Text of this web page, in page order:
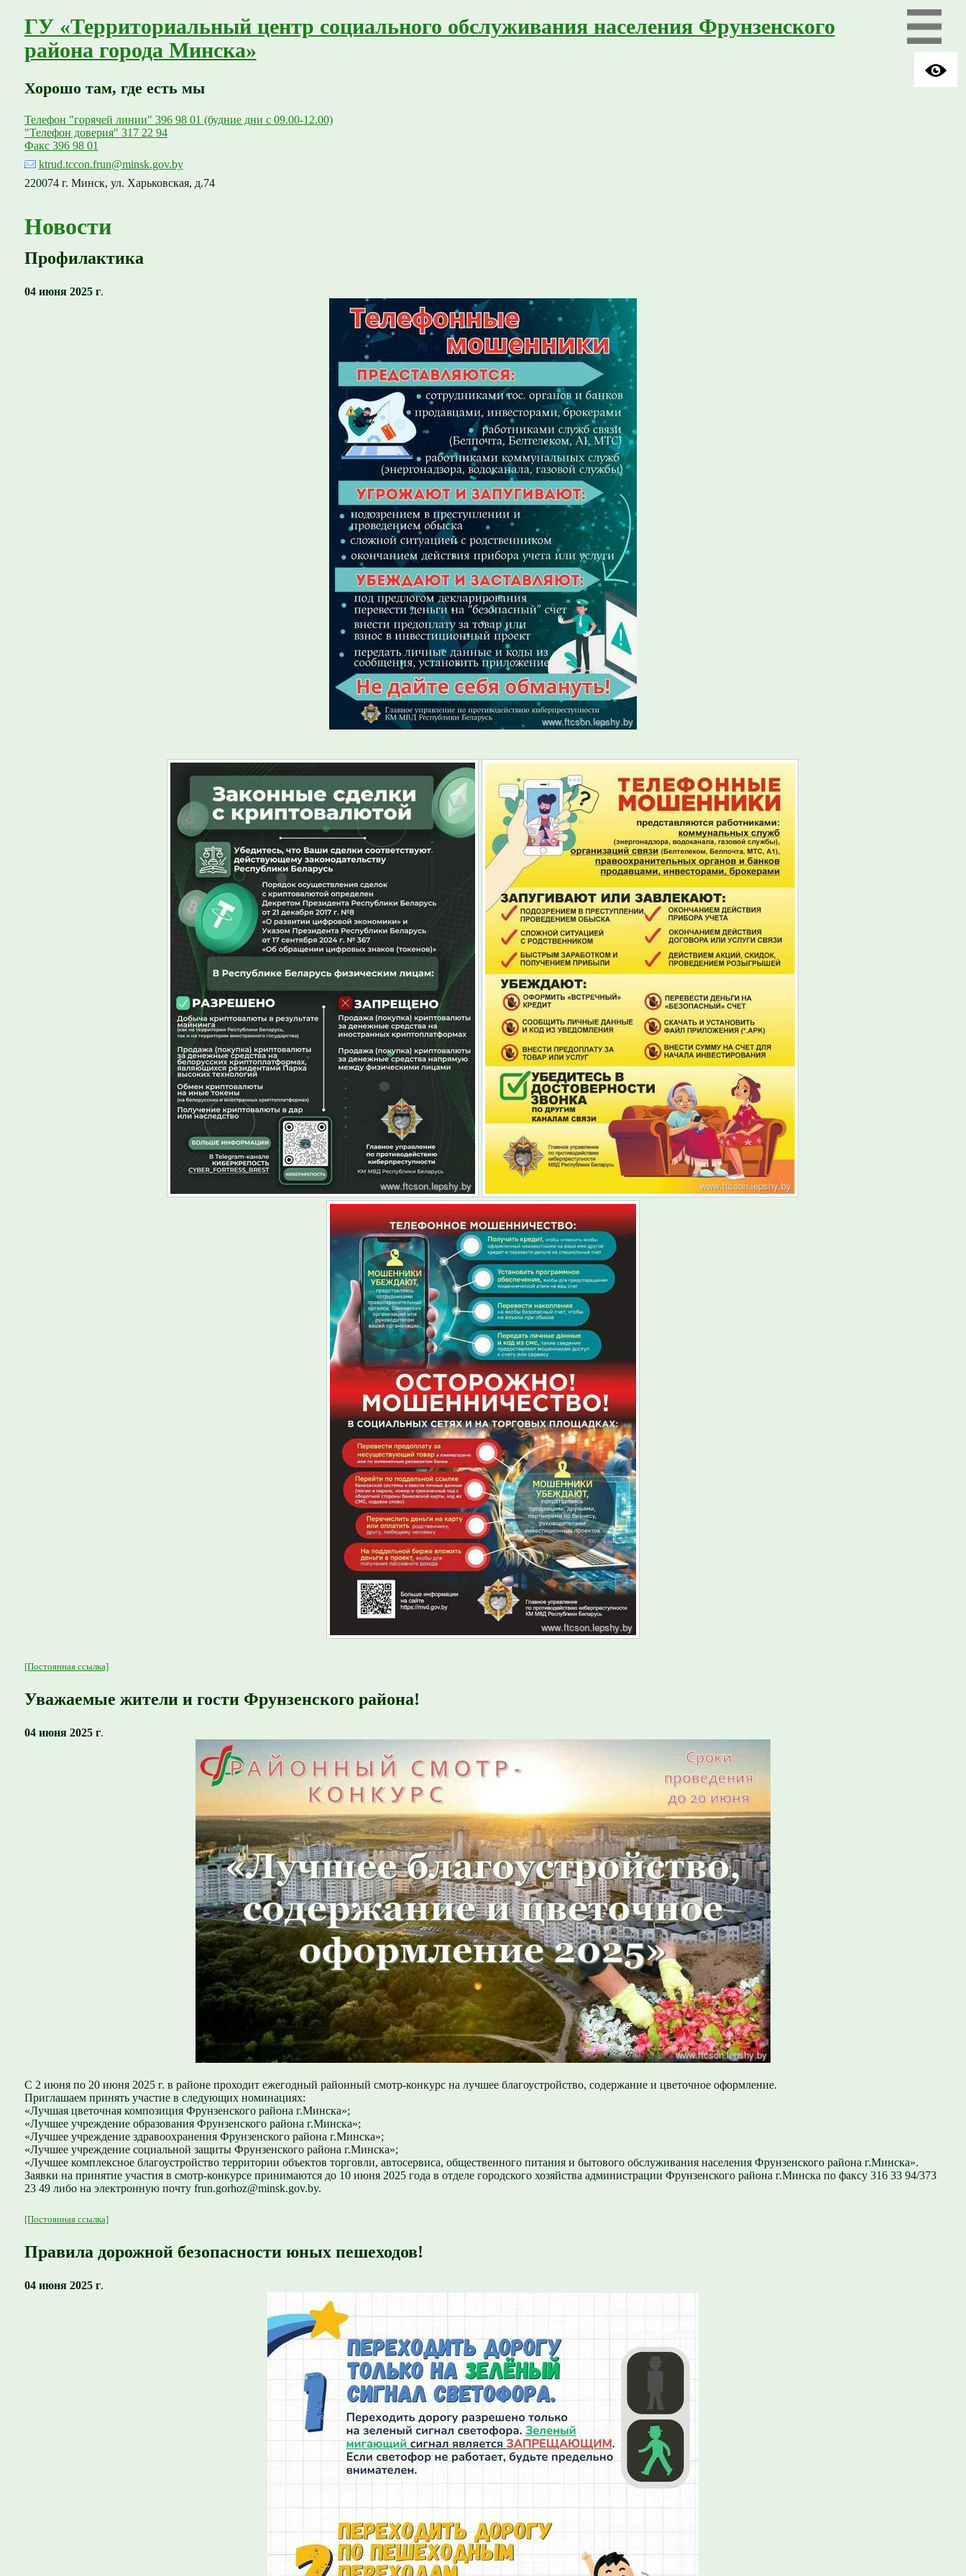
ГУ «Территориальный центр социального обслуживания населения Фрунзенского
района города Минска»
Хорошо там, где есть мы
Телефон "горячей линии" 396 98 01 (будние дни с 09.00-12.00)
"Телефон доверия" 317 22 94
Факс 396 98 01
ktrud.tccon.frun@minsk.gov.by
220074 г. Минск, ул. Харьковская, д.74
Новости
Профилактика
04 июня 2025 г.
[Постоянная ссылка]
Уважаемые жители и гости Фрунзенского района!
04 июня 2025 г.
С 2 июня по 20 июня 2025 г. в районе проходит ежегодный районный смотр-конкурс на лучшее благоустройство, содержание и цветочное оформление.
Приглашаем принять участие в следующих номинациях:
«Лучшая цветочная композиция Фрунзенского района г.Минска»;
«Лучшее учреждение образования Фрунзенского района г.Минска»;
«Лучшее учреждение здравоохранения Фрунзенского района г.Минска»;
«Лучшее учреждение социальной защиты Фрунзенского района г.Минска»;
«Лучшее комплексное благоустройство территории объектов торговли, автосервиса, общественного питания и бытового обслуживания населения Фрунзенского района г.Минска».
Заявки на принятие участия в смотр-конкурсе принимаются до 10 июня 2025 года в отделе городского хозяйства администрации Фрунзенского района г.Минска по факсу 316 33 94/373
23 49 либо на электронную почту frun.gorhoz@minsk.gov.by.
[Постоянная ссылка]
Правила дорожной безопасности юных пешеходов!
04 июня 2025 г.